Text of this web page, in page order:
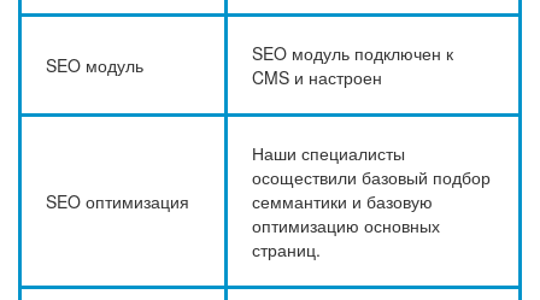
SEO модуль
SEO модуль подключен к
CMS и настроен
SEO оптимизация
Наши специалисты
осоществили базовый подбор
семмантики и базовую
оптимизацию основных
страниц.